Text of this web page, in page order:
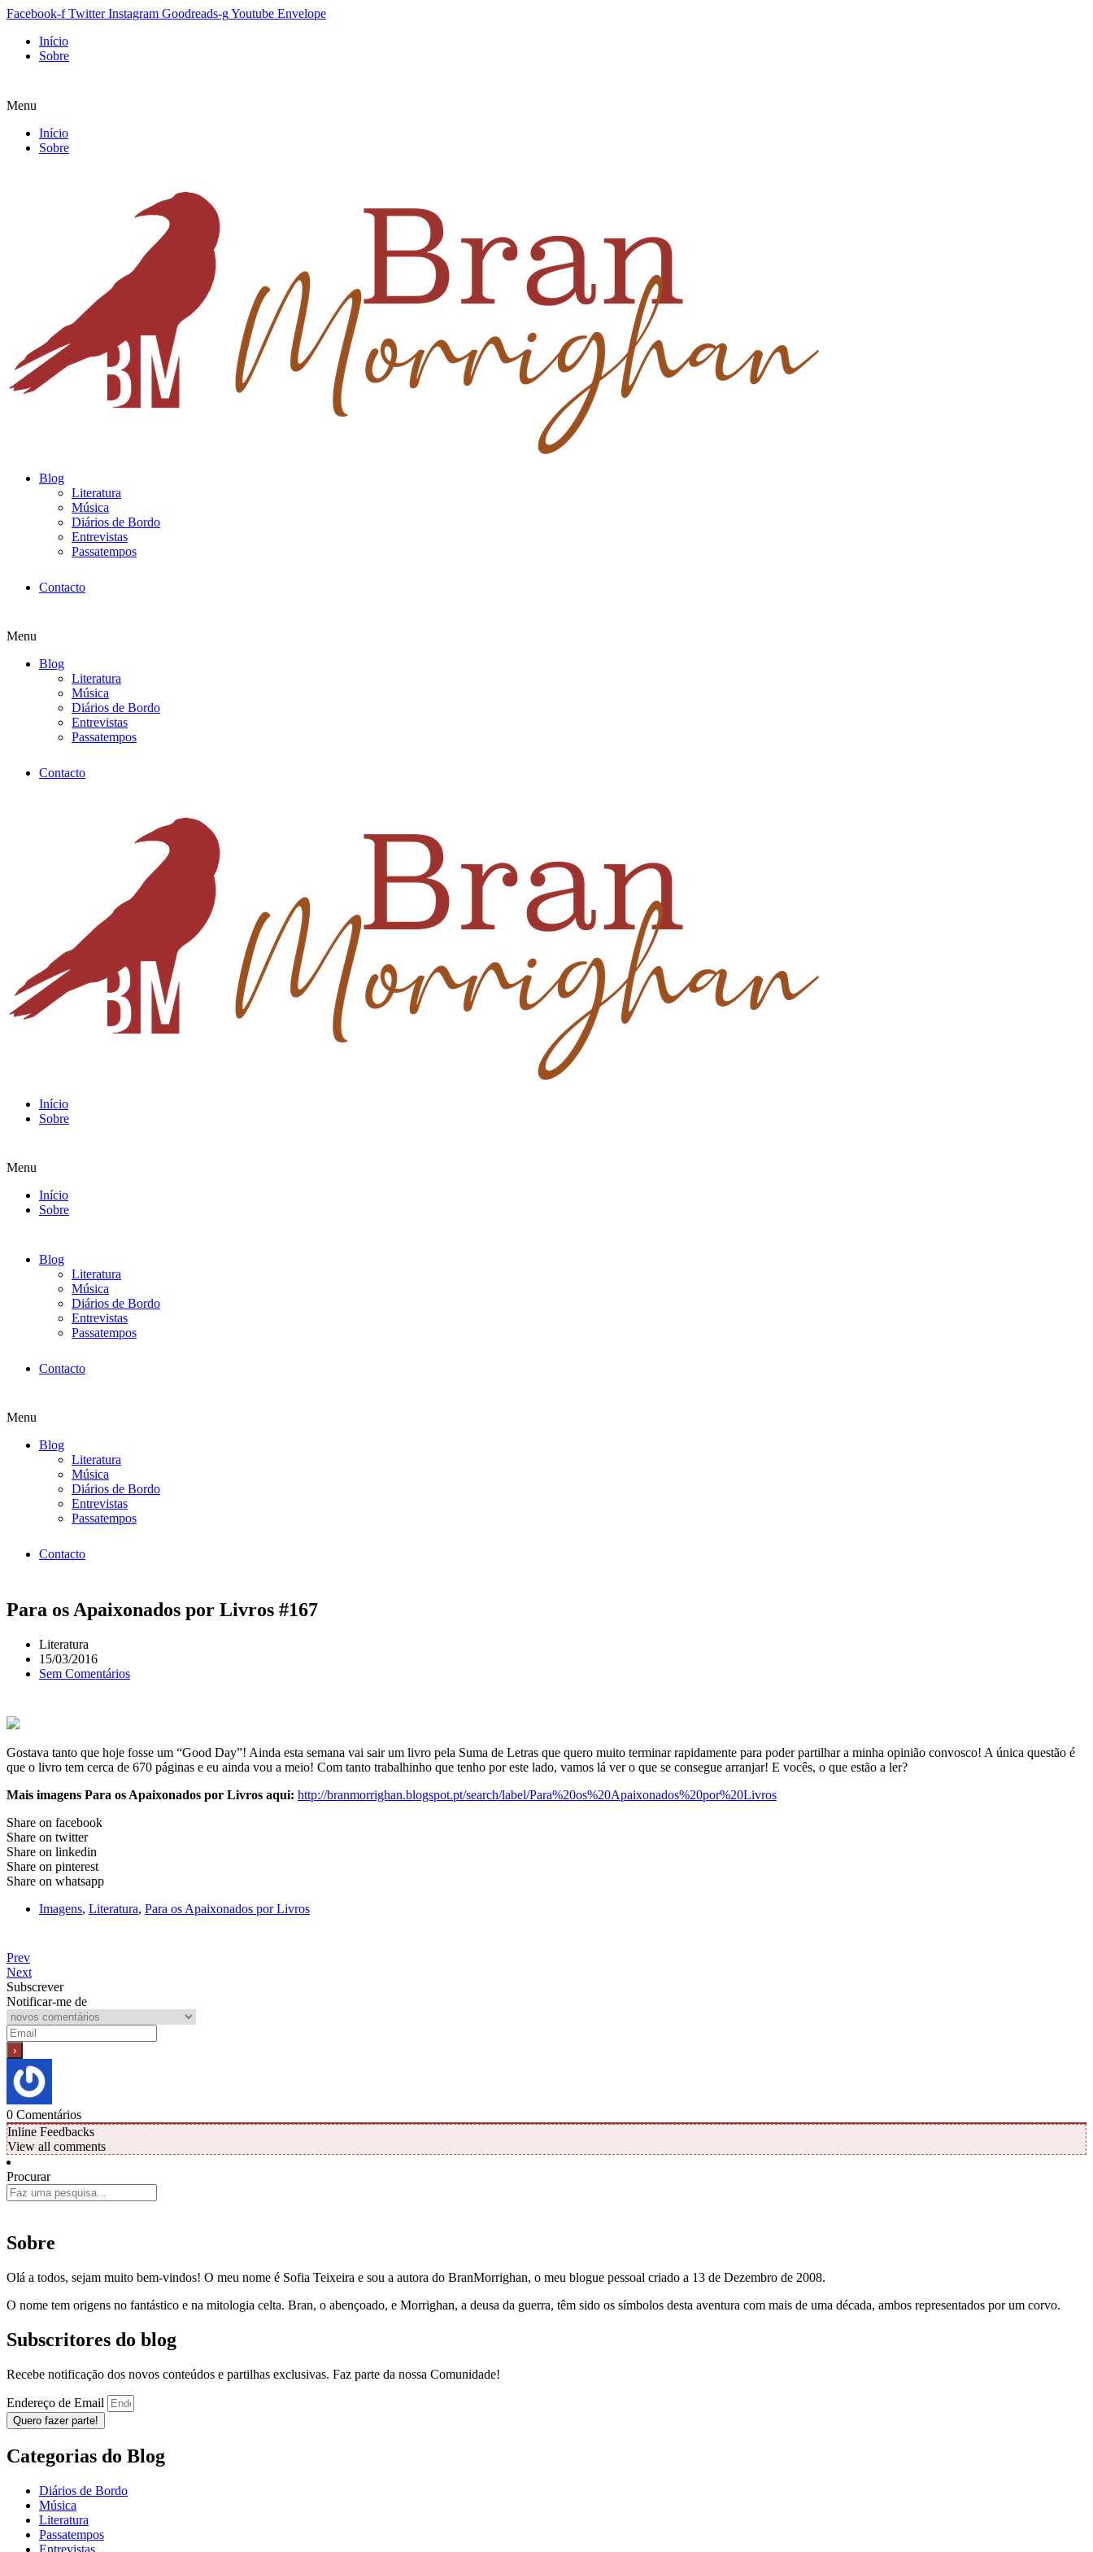
Facebook-f Twitter Instagram Goodreads-gYoutube Envelope
Início
Sobre
Menu
Início
Sobre
Blog
Literatura
Música
Diários de Bordo
Entrevistas
Passatempos
Contacto
Menu
Blog
Literatura
Música
Diários de Bordo
Entrevistas
Passatempos
Contacto
Início
Sobre
Menu
Início
Sobre
Blog
Literatura
Música
Diários de Bordo
Entrevistas
Passatempos
Contacto
Menu
Blog
Literatura
Música
Diários de Bordo
Entrevistas
Passatempos
Contacto
Para os Apaixonados por Livros #167
Literatura
15/03/2016
Sem Comentários
Gostava tanto que hoje fosse um “Good Day”! Ainda esta semana vai sair um livro pela Suma de Letras que quero muito terminar rapidamente para poder partilhar a minha opinião convosco! A única questão é
que o livro tem cerca de 670 páginas e eu ainda vou a meio! Com tanto trabalhinho que tenho por este lado, vamos lá ver o que se consegue arranjar! E vocês, o que estão a ler?
Mais imagens Para os Apaixonados por Livros aqui: http://branmorrighan.blogspot.pt/search/label/Para%20os%20Apaixonados%20por%20Livros
Share on facebook
Share on twitter
Share on linkedin
Share on pinterest
Share on whatsapp
Imagens, Literatura, Para os Apaixonados por Livros
Prev
Next
Subscrever
Notificar-me de
0 Comentários
Inline Feedbacks
View all comments
Procurar
Sobre
Olá a todos, sejam muito bem-vindos! O meu nome é Sofia Teixeira e sou a autora do BranMorrighan, o meu blogue pessoal criado a 13 de Dezembro de 2008.
O nome tem origens no fantástico e na mitologia celta. Bran, o abençoado, e Morrighan, a deusa da guerra, têm sido os símbolos desta aventura com mais de uma década, ambos representados por um corvo.
Subscritores do blog
Recebe notificação dos novos conteúdos e partilhas exclusivas. Faz parte da nossa Comunidade!
Endereço de Email
Quero fazer parte!
Categorias do Blog
Diários de Bordo
Música
Literatura
Passatempos
Entrevistas